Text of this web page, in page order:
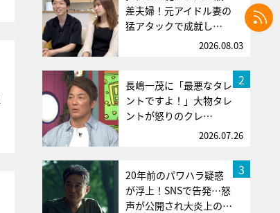
差夫婦！元アイドル妻の
猛アタックで成就し…
2026.08.03
2
長嶋一茂に「最悪なタレ
ントですよ！」大物タレ
ントが怒りのクレ…
2026.07.26
3
20年前のパワハラ疑惑
が浮上！SNSで告発…怒
声が公開され大炎上の…